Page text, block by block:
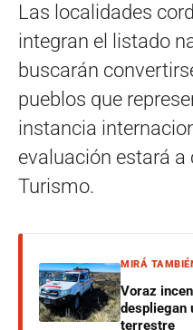
Las localidades
integran el listado
buscarán
pueblos que
instancia
evaluación estará a
Turismo.
MIRÁ
Voraz
despliegan
terrestre